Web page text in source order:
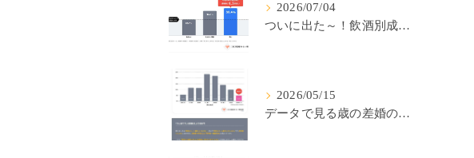
2026/07/04
ついに出た～！飲酒別成婚率(IBJ)！
2026/05/15
データで見る歳の差婚の確率の低さ。